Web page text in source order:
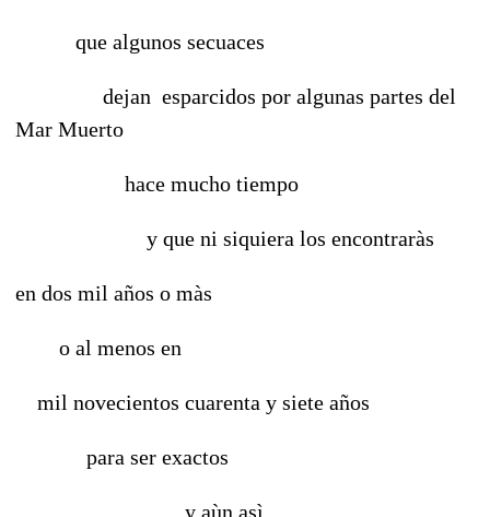
que algunos secuaces
dejan esparcidos por algunas partes del
Mar Muerto
hace mucho tiempo
y que ni siquiera los encontraràs
en dos mil años o màs
o al menos en
mil novecientos cuarenta y siete años
para ser exactos
y aùn asì